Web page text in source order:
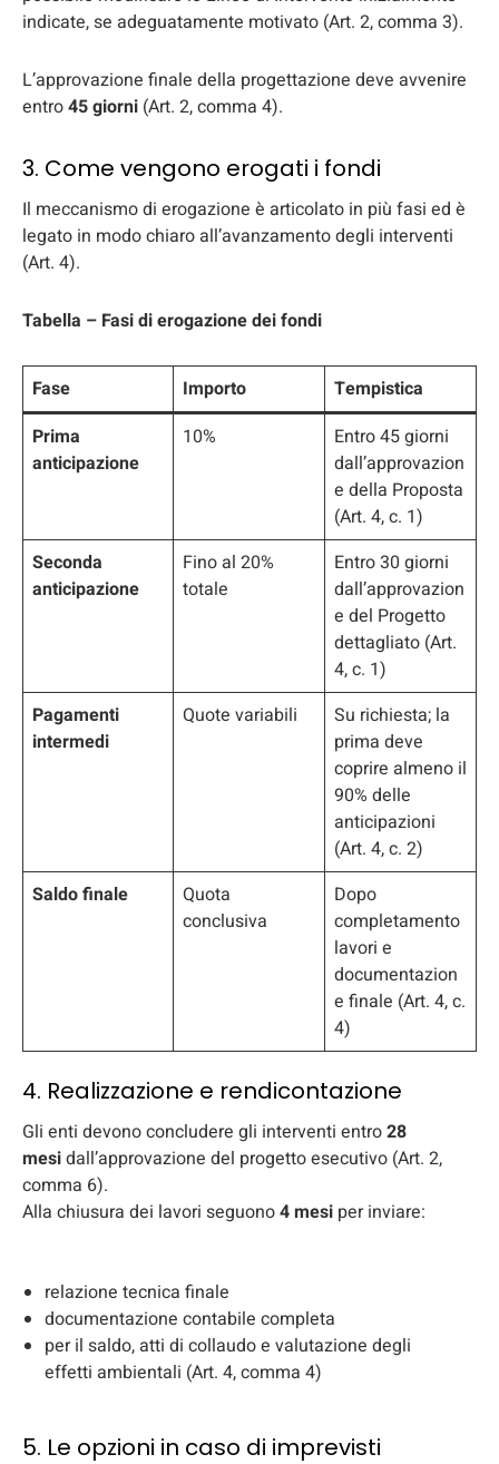
indicate, se adeguatamente motivato (Art. 2, comma 3).
L’approvazione finale della progettazione deve avvenire
entro45 giorni (Art. 2, comma 4).
3. Come vengono erogati i fondi
Il meccanismo di erogazione è articolato in più fasi ed è
legato in modo chiaro all’avanzamento degli interventi
(Art. 4).
Tabella – Fasi di erogazione dei fondi
Fase Importo
Tempistica
Prima
anticipazione
10%
Entro 45 giorni
dall’approvazion
e della Proposta
(Art. 4, c. 1)
Seconda
anticipazione
Fino al 20%
totale
Entro 30 giorni
dall’approvazion
e del Progetto
dettagliato (Art.
4, c. 1)
Pagamenti
intermedi
Quote variabili
Su richiesta; la
prima deve
coprire almeno il
90% delle
anticipazioni
(Art. 4, c. 2)
Saldo finale
Quota
conclusiva
Dopo
completamento
lavori e
documentazion
e finale (Art. 4, c.
4)
4. Realizzazione e rendicontazione
Gli enti devono concludere gli interventi entro28
mesidall’approvazione del progetto esecutivo (Art. 2,
comma 6).
Alla chiusura dei lavori seguono4 mesi per inviare:
relazione tecnica finale
documentazione contabile completa
per il saldo, atti di collaudo e valutazione degli
effetti ambientali (Art. 4, comma 4)
5. Le opzioni in caso di imprevisti